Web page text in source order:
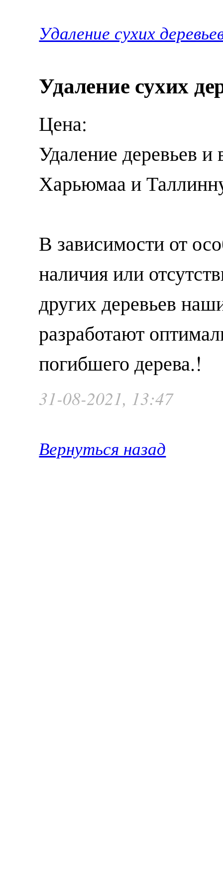
Удаление сухих
Удаление сухих
Цена:
Удаление деревьев и
Харьюмаа и
В зависимости от
наличия или
других деревьев
разработают
погибшего дерева.!
31-08-2021, 13:47
Вернуться назад